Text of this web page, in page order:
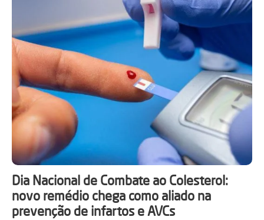
Dia Nacional de Combate ao Colesterol:
novo remédio chega como aliado na
prevenção de infartos e AVCs